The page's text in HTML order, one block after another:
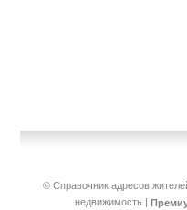
© Справочник адресов
недвижимость |